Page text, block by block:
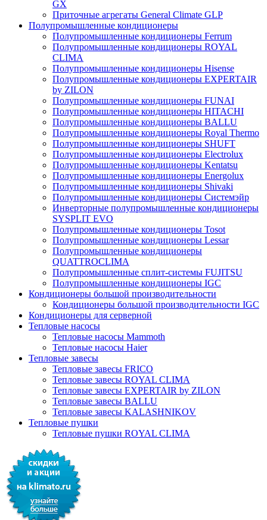
GX
Приточные агрегаты General Climate GLP
Полупромышленные кондиционеры
Полупромышленные кондиционеры Ferrum
Полупромышленные кондиционеры ROYAL
CLIMA
Полупромышленные кондиционеры Hisense
Полупромышленные кондиционеры EXPERTAIR
by ZILON
Полупромышленные кондиционеры FUNAI
Полупромышленные кондиционеры HITACHI
Полупромышленные кондиционеры BALLU
Полупромышленные кондиционеры Royal Thermo
Полупромышленные кондиционеры SHUFT
Полупромышленные кондиционеры Electrolux
Полупромышленные кондиционеры Kentatsu
Полупромышленные кондиционеры Energolux
Полупромышленные кондиционеры Shivaki
Полупромышленные кондиционеры Системэйр
Инверторные полупромышленные кондиционеры
SYSPLIT EVO
Полупромышленные кондиционеры Tosot
Полупромышленные кондиционеры Lessar
Полупромышленные кондиционеры
QUATTROCLIMA
Полупромышленные сплит-системы FUJITSU
Полупромышленные кондиционеры IGC
Кондиционеры большой производительности
Кондиционеры большой производительности IGC
Кондиционеры для серверной
Тепловые насосы
Тепловые насосы Mammoth
Тепловые насосы Haier
Тепловые завесы
Тепловые завесы FRICO
Тепловые завесы ROYAL CLIMA
Тепловые завесы EXPERTAIR by ZILON
Тепловые завесы BALLU
Тепловые завесы KALASHNIKOV
Тепловые пушки
Тепловые пушки ROYAL CLIMA